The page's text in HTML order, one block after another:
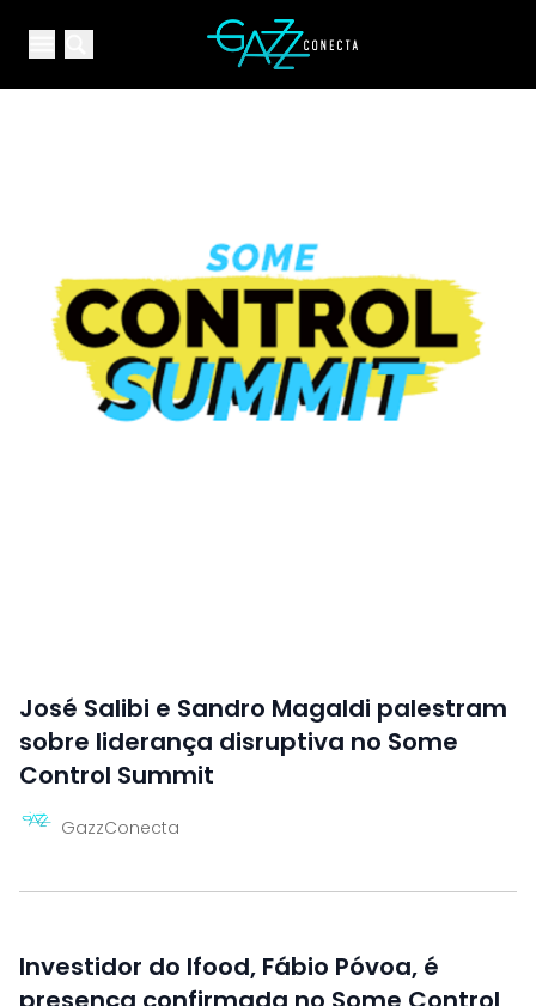
Open main menuYour Company
José Salibi e Sandro Magaldi palestram
sobre liderança disruptiva no Some
Control Summit
GazzConecta
Investidor do Ifood, Fábio Póvoa, é